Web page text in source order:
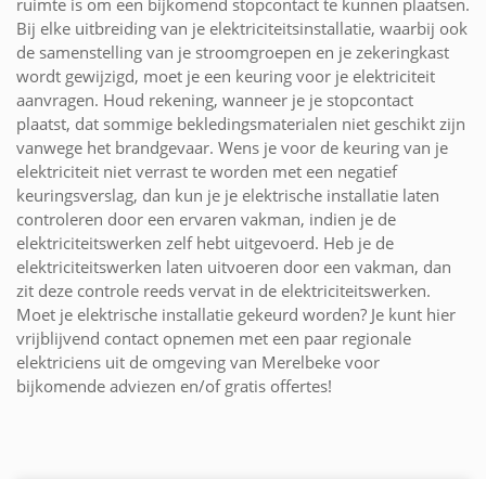
Bij elke uitbreiding van je elektriciteitsinstallatie, waarbij ook
de samenstelling van je stroomgroepen en je zekeringkast
wordt gewijzigd, moet je een keuring voor je elektriciteit
aanvragen. Houd rekening, wanneer je je stopcontact
plaatst, dat sommige bekledingsmaterialen niet geschikt zijn
vanwege het brandgevaar. Wens je voor de keuring van je
elektriciteit niet verrast te worden met een negatief
keuringsverslag, dan kun je je elektrische installatie laten
controleren door een ervaren vakman, indien je de
elektriciteitswerken zelf hebt uitgevoerd. Heb je de
elektriciteitswerken laten uitvoeren door een vakman, dan
zit deze controle reeds vervat in de elektriciteitswerken.
Moet je elektrische installatie gekeurd worden? Je kunt hier
vrijblijvend contact opnemen met een paar regionale
elektriciens uit de omgeving van Merelbeke voor
bijkomende adviezen en/of gratis offertes!